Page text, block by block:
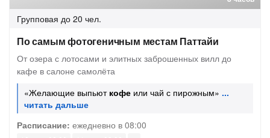
Групповая до 20 чел.
По самым фотогеничным местам Паттайи
От озера с лотосами и элитных заброшенных вилл до
кафе в салоне самолёта
«Желающие выпьют кофе или чай с пирожным»
Расписание: ежедневно в 08:00